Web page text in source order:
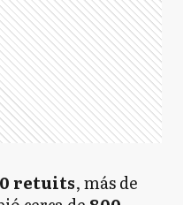
retuits, más de